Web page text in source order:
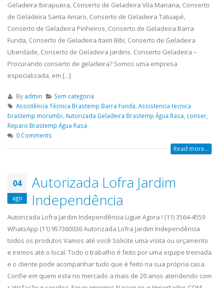
Geladeira Ibirapuera, Conserto de Geladeira Vila Mariana, Conserto
de Geladeira Santa Amaro, Conserto de Geladeira Tatuapé,
Conserto de Geladeira Pinheiros, Conserto de Geladeira Barra
Funda, Conserto de Geladeira Itaim Bibi, Conserto de Geladeira
Liberdade, Conserto de Geladeira Jardins. Conserto Geladeira –
Procurando conserto de geladeira? Somos uma empresa
especializada, em [...]
By admin
Sem categoria
Assistência Técnica Brastemp Barra Funda, Assistencia tecnica
brastemp morumbi, Autorizada Geladeira Brastemp Água Rasa, conser,
Reparo Brastemp Água Rasa
0 Comments
Read more...
04
ago
Autorizada Lofra Jardim
Independência
Autorizada Lofra Jardim Independência Ligue Agora ! (11) 3564-4559
WhatsApp (11) 957360036 Autorizada Lofra Jardim Independência
todos os produtos Vamos até você Solicite uma visita ou orçamento
e iremos até o local. Todo o trabalho é feito por uma equipe treinada
e o cliente pode acompanhar tudo que é feito na sua própria casa.
Confie em quem esta no mercado a mais de 20 anos atendendo com